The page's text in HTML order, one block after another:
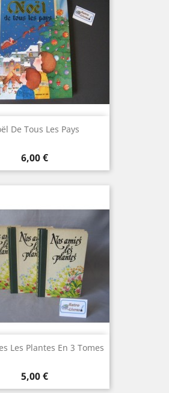
De Tous Les Pays
Prix
6,00 €
Les Plantes En 3 Tomes
Prix
5,00 €